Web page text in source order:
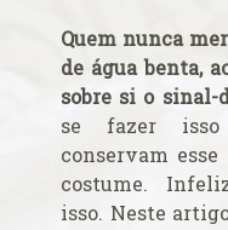
Antes do consistório,
Anúncio (Kalendas)
Aprovada
Ara Dei Christus est!
Arautos do Evangelho
Arcebispo brasileiro
Quem nunca
de água benta,
sobre si o sinal-
se fazer isso
conservam
costume.
isso. Neste